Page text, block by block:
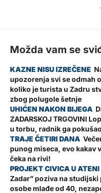
Možda vam se
upozorenja svi se odmah
koliko je turista u Zadru
zbog polugole šetnje
ZADARSKOJ TRGOVINI
u torbu, radnik ga
punog miseca, evo kakav
čeka na rivi!
Zadar” poziva na studijski
osobe mlađe od 40,